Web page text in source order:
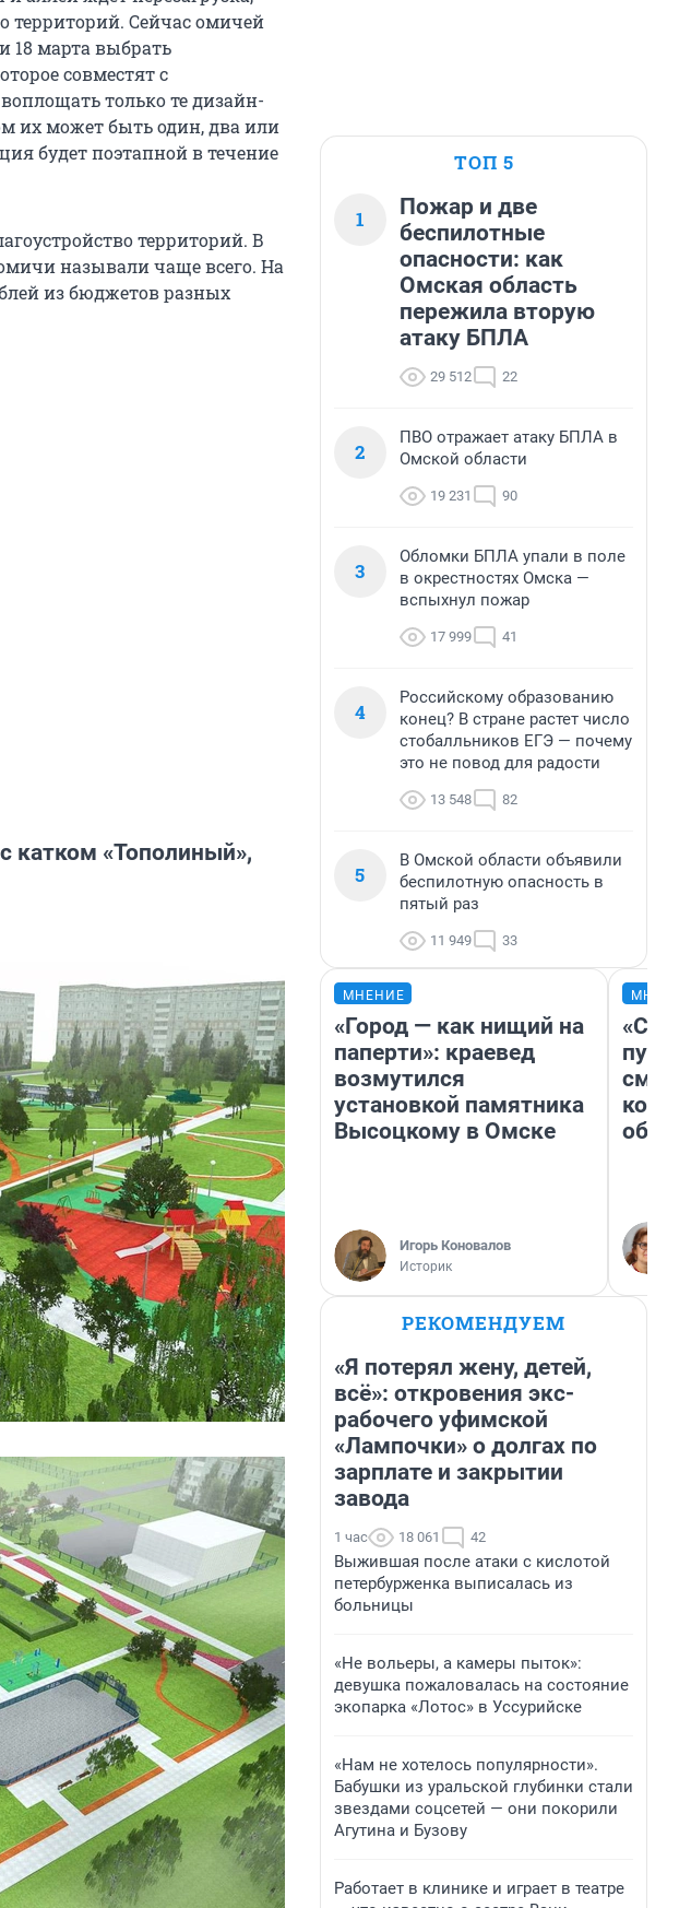
территорий. Сейчас омичей
18 марта выбрать
совместят с
только те дизайн-
их может быть один, два или
будет поэтапной в течение
территорий. В
называли чаще всего. На
из бюджетов разных
катком «Тополиный»,
ТОП 5
1
Пожар и две
беспилотные
опасности: как
Омская область
пережила вторую
атаку БПЛА
29 512 22
2
ПВО отражает атаку БПЛА в
Омской области
19 231 90
3
Обломки БПЛА упали в поле
в окрестностях Омска —
вспыхнул пожар
17 999 41
4
Российскому образованию
конец? В стране растет число
стобалльников ЕГЭ — почему
это не повод для радости
13 548 82
5
В Омской области объявили
беспилотную опасность в
пятый раз
11 949 33
МНЕНИЕ
«Город — как нищий на
паперти»: краевед
возмутился
установкой памятника
Высоцкому в Омске
Игорь Коновалов
Историк
РЕКОМЕНДУЕМ
«Я потерял жену, детей,
всё»: откровения экс-
рабочего уфимской
«Лампочки» о долгах по
зарплате и закрытии
завода
1 час 18 061 42
Выжившая после атаки с кислотой
петербурженка выписалась из
больницы
«Не вольеры, а камеры пыток»:
девушка пожаловалась на состояние
экопарка «Лотос» в Уссурийске
«Нам не хотелось популярности».
Бабушки из уральской глубинки стали
звездами соцсетей — они покорили
Агутина и Бузову
Работает в клинике и играет в театре